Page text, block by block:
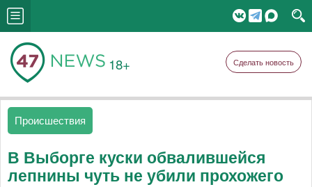
18+ Сделать новость
Происшествия
В Выборге куски обвалившейся
лепнины чуть не убили прохожего